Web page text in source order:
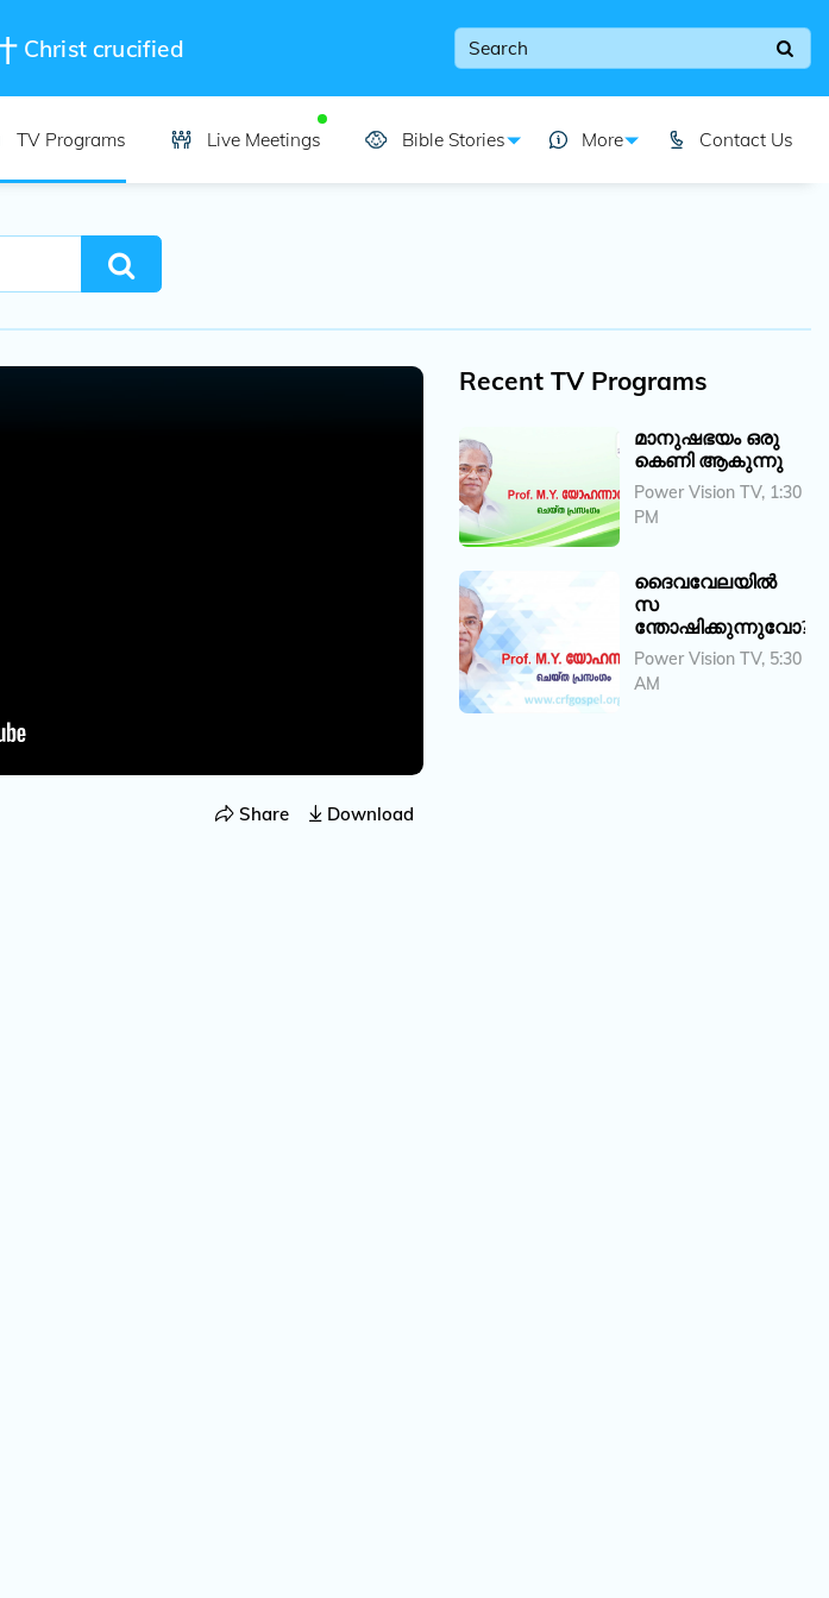
Christ crucified
TV Programs Live Meetings Bible Stories More Contact Us
Share Download
Recent TV Programs
മാനുഷഭയം ഒരു
കെണി ആകുന്നു
Power Vision TV, 1:30
PM
ദൈവവേലയിൽ
സ
ന്തോഷിക്കുന്നുവോ?
Power Vision TV, 5:30
AM